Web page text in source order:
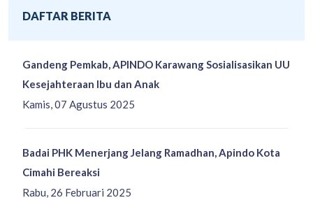
DAFTAR BERITA
Kamis, 07 Agustus 2025
Gandeng Pemkab, APINDO Karawang Sosialisasikan UU
Kesejahteraan Ibu dan Anak
Rabu, 26 Februari 2025
Badai PHK Menerjang Jelang Ramadhan, Apindo Kota
Cimahi Bereaksi